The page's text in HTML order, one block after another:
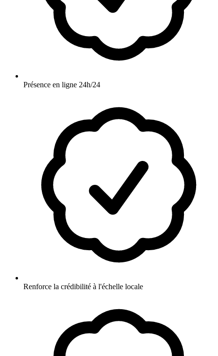
Présence en ligne 24h/24
Renforce la crédibilité à l'échelle locale